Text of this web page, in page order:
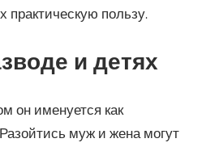
практическую пользу.
и детях
он именуется как
муж и жена могут